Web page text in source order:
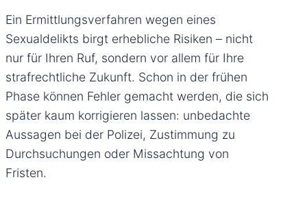
Ein Ermittlungsverfahren wegen eines
Sexualdelikts birgt erhebliche Risiken – nicht
nur für Ihren Ruf, sondern vor allem für Ihre
strafrechtliche Zukunft. Schon in der frühen
Phase können Fehler gemacht werden, die sich
später kaum korrigieren lassen: unbedachte
Aussagen bei der Polizei, Zustimmung zu
Durchsuchungen oder Missachtung von
Fristen.